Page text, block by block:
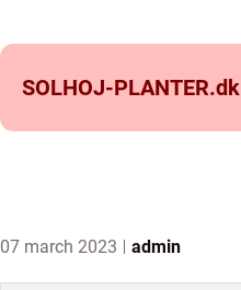
SOLHOJ-PLANTER.dk
07 march 2023 admin